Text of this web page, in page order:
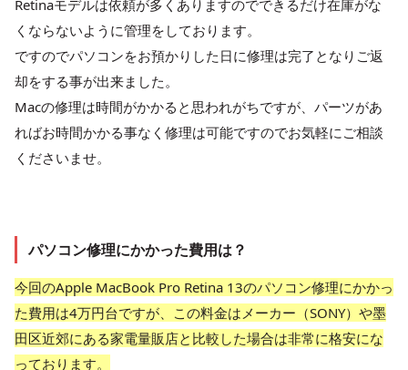
Retinaモデルは依頼が多くありますのでできるだけ在庫がな
くならないように管理をしております。
ですのでパソコンをお預かりした日に修理は完了となりご返
却をする事が出来ました。
Macの修理は時間がかかると思われがちですが、パーツがあ
ればお時間かかる事なく修理は可能ですのでお気軽にご相談
くださいませ。
パソコン修理にかかった費用は？
今回のApple MacBook Pro Retina 13のパソコン修理にかかっ
た費用は4万円台ですが、この料金はメーカー（SONY）や墨
田区近郊にある家電量販店と比較した場合は非常に格安にな
っております。